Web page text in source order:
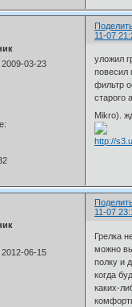
11-07
2009-03-23
уложил
повесил
фильтр
старого
Mikro).
11-07
2012-06-15
Грелка
можно
полку и
когда
каких-